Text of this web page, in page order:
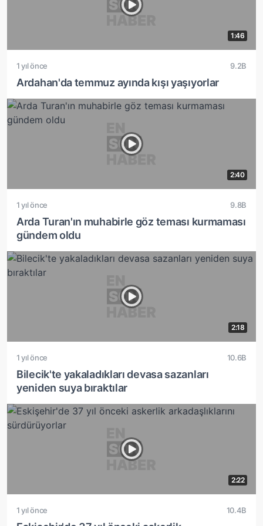
1:46
1 yıl önce 9.2B
Ardahan'da temmuz ayında kışı yaşıyorlar
2:40
1 yıl önce 9.8B
Arda Turan'ın muhabirle göz teması kurmaması
gündem oldu
2:18
1 yıl önce 10.6B
Bilecik'te yakaladıkları devasa sazanları
yeniden suya bıraktılar
2:22
1 yıl önce 10.4B